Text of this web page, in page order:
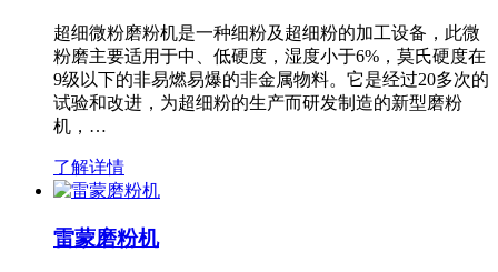
超细微粉磨粉机是一种细粉及超细粉的加工设备，此微
粉磨主要适用于中、低硬度，湿度小于6%，莫氏硬度在
9级以下的非易燃易爆的非金属物料。它是经过20多次的
试验和改进，为超细粉的生产而研发制造的新型磨粉
机，…
了解详情
雷蒙磨粉机